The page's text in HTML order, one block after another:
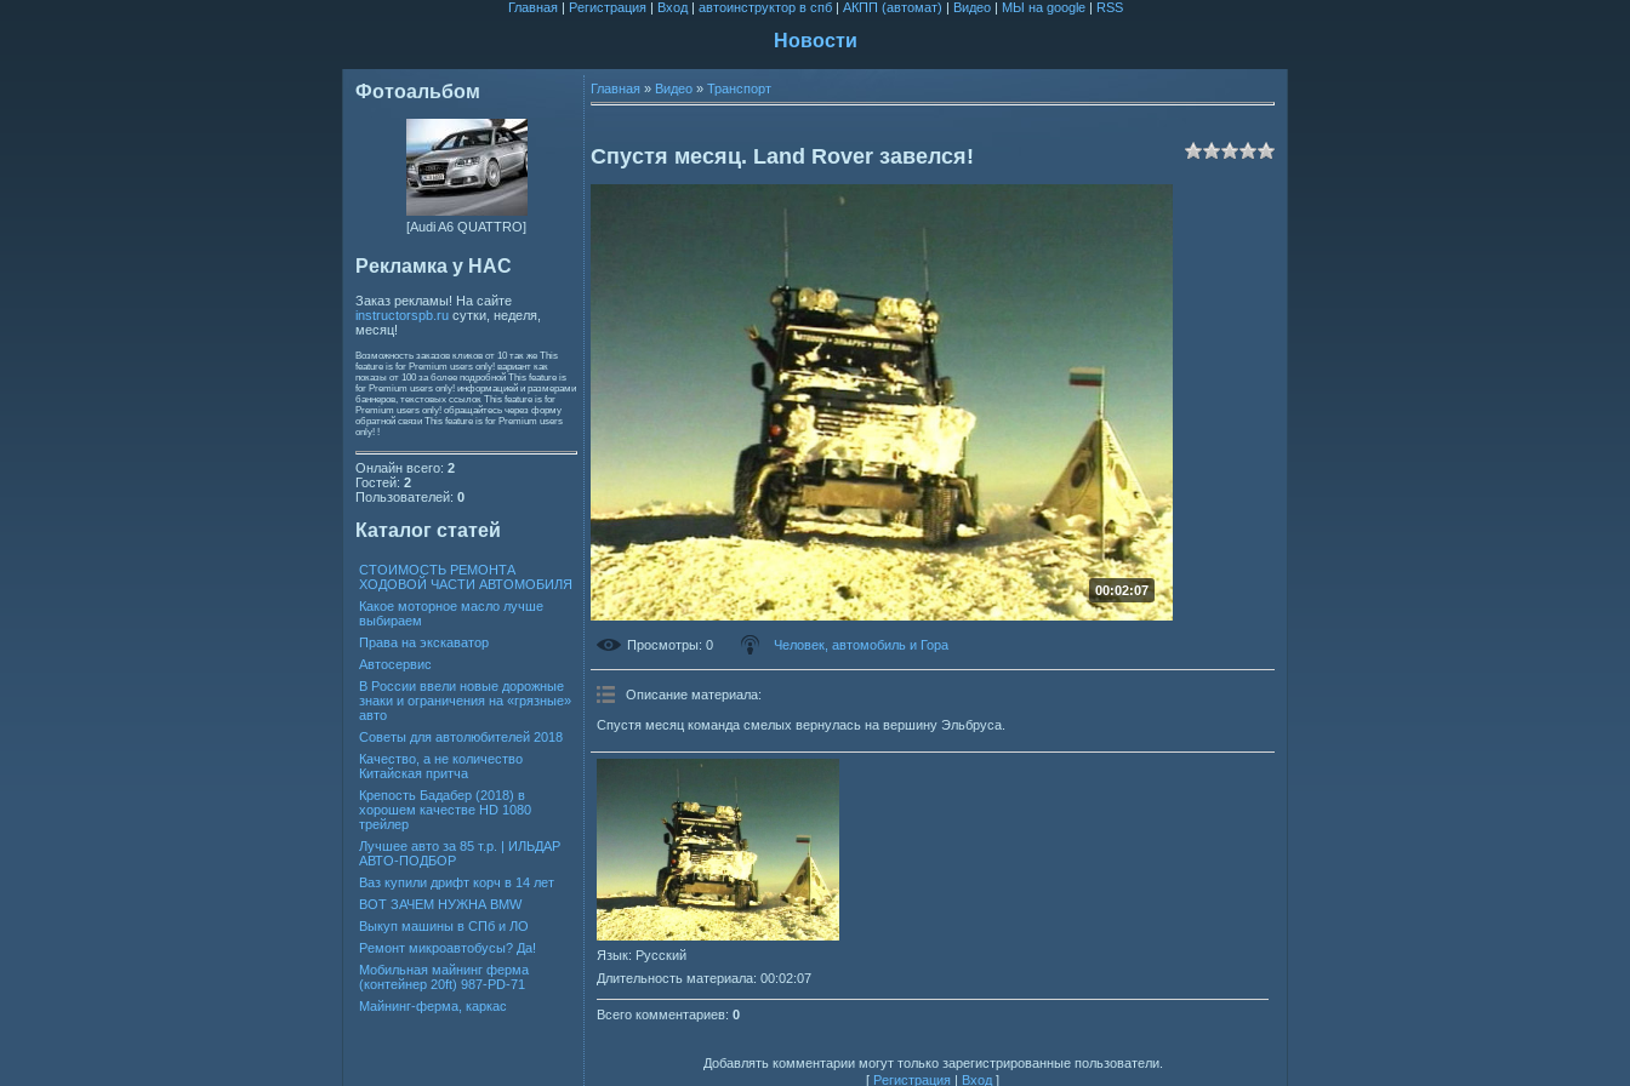
Главная| Регистрация| Вход| автоинструктор в спб| АКПП (автомат) | Видео| МЫ на google| RSS
Новости
Фотоальбом
[Audi A6 QUATTRO]
Рекламка у НАС
Заказ рекламы! На сайте
instructorspb.ru сутки, неделя,
месяц!
Возможность заказов кликов от 10 так же This
feature is for Premium users only! вариант как
показы от 100 за более подробной This feature is
for Premium users only! информацией и размерами
баннеров, текстовых ссылок This feature is for
Premium users only! обращайтесь через форму
обратной связи This feature is for Premium users
only! !
Онлайн всего: 2
Гостей: 2
Пользователей: 0
Каталог статей
СТОИМОСТЬ РЕМОНТА
ХОДОВОЙ ЧАСТИ АВТОМОБИЛЯ
Какое моторное масло лучше
выбираем
Права на экскаватор
Автосервис
В России ввели новые дорожные
знаки и ограничения на «грязные»
авто
Советы для автолюбителей 2018
Качество, а не количество
Китайская притча
Крепость Бадабер (2018) в
хорошем качестве HD 1080
трейлер
Лучшее авто за 85 т.р. | ИЛЬДАР
АВТО-ПОДБОР
Ваз купили дрифт корч в 14 лет
ВОТ ЗАЧЕМ НУЖНА BMW
Выкуп машины в СПб и ЛО
Ремонт микроавтобусы? Да!
Мобильная майнинг ферма
(контейнер 20ft) 987-PD-71
Майнинг-ферма, каркас
Главная » Видео » Транспорт
Спустя месяц. Land Rover завелся!
00:02:07
Просмотры: 0 Человек, автомобиль и Гора
Описание материала:
Спустя месяц команда смелых вернулась на вершину Эльбруса.
Язык: Русский
Длительность материала: 00:02:07
Всего комментариев: 0
Добавлять комментарии могут только зарегистрированные пользователи.
[ Регистрация | Вход ]